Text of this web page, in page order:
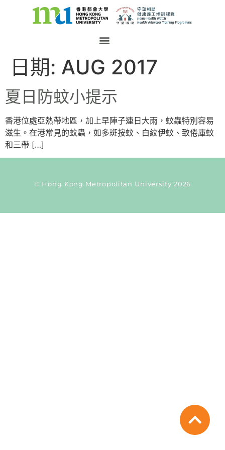
日期: AUG 2017
夏日防蚊小提示
香港位處亞熱帶地區，加上早陣子連日大雨，蚊蟲特別容易
滋生。在港常見的蚊蟲，如多斑按蚊、白紋伊蚊、致倦庫蚊
和三帶 […]
© Hong Kong Metropolitan University 2026